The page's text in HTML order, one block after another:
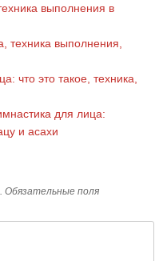
выполнения в
техника выполнения,
что это такое, техника,
для лица:
и асахи
Обязательные поля